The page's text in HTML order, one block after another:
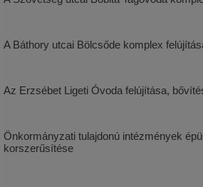
A Báthory utcai Bölcsőde komplex
Az Erzsébet Ligeti Óvoda felújítása,
Önkormányzati tulajdonú intézmények
korszerűsítése